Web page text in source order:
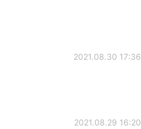
2021.08.30 17:36
2021.08.29 16:20